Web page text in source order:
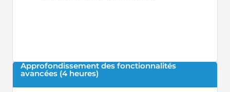
Approfondissement des fonctionnalités
avancées (4 heures)